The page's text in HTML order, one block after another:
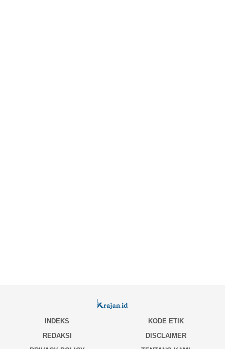
INDEKS
KODE ETIK
REDAKSI
DISCLAIMER